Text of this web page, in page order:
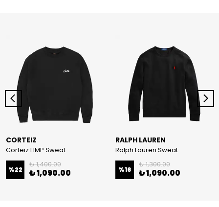
CORTEIZ
Corteiz HMP Sweat
%22
₺ 1,400.00
₺ 1,090.00
RALPH LAUREN
Ralph Lauren Sweat
%16
₺ 1,300.00
₺ 1,090.00